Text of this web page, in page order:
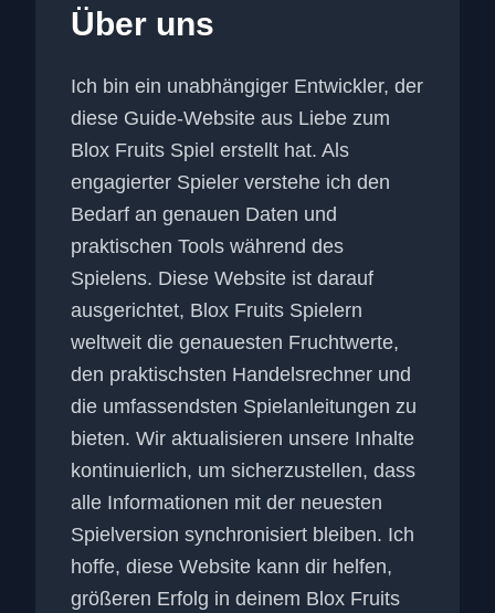
Über uns
Ich bin ein unabhängiger Entwickler, der
diese Guide-Website aus Liebe zum
Blox Fruits Spiel erstellt hat. Als
engagierter Spieler verstehe ich den
Bedarf an genauen Daten und
praktischen Tools während des
Spielens. Diese Website ist darauf
ausgerichtet, Blox Fruits Spielern
weltweit die genauesten Fruchtwerte,
den praktischsten Handelsrechner und
die umfassendsten Spielanleitungen zu
bieten. Wir aktualisieren unsere Inhalte
kontinuierlich, um sicherzustellen, dass
alle Informationen mit der neuesten
Spielversion synchronisiert bleiben. Ich
hoffe, diese Website kann dir helfen,
größeren Erfolg in deinem Blox Fruits